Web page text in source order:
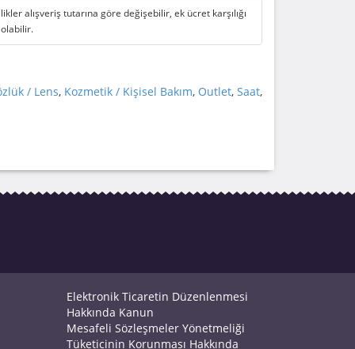
alışveriş tutarına göre değişebilir, ek ücret karşılığı
/ Lens, Kozmetik / Kişisel Bakım, Outlet, Saat,
Elektronik Ticaretin Düzenlenmesi
Hakkında Kanun
Mesafeli Sözleşmeler Yönetmeliği
Tüketicinin Korunması Hakkında